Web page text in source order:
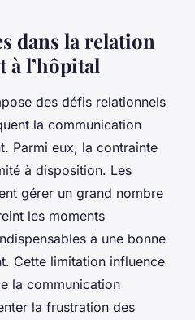
dans la relation
à l’hôpital
des défis relationnels
la communication
Parmi eux, la contrainte
à disposition. Les
gérer un grand nombre
les moments
à une bonne
Cette limitation influence
la communication
la frustration des